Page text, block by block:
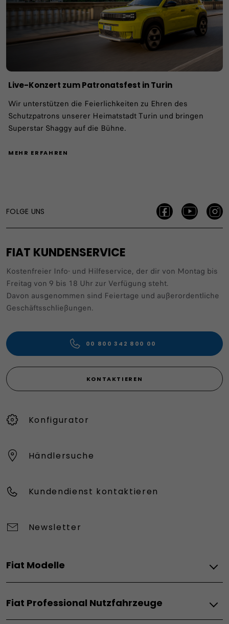
Live-Konzert zum Patronatsfest in Turin
Wir unterstützen die Feierlichkeiten zu Ehren des
Schutzpatrons unserer Heimatstadt Turin und bringen
Superstar Shaggy auf die Bühne.
MEHR ERFAHREN
FOLGE UNS
FIAT KUNDENSERVICE
Kostenfreier Info- und Hilfeservice, der dir von Montag bis
Freitag von 9 bis 18 Uhr zur Verfügung steht.
Davon ausgenommen sind Feiertage und außerordentliche
Geschäftsschließungen.
00 800 342 800 00
KONTAKTIEREN
Konfigurator
Händlersuche
Kundendienst kontaktieren
Newsletter
Fiat Modelle
Grizzly
Fiat Professional Nutzfahrzeuge